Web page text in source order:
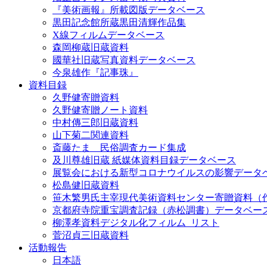
『美術画報』所載図版データベース
黒田記念館所蔵黒田清輝作品集
X線フィルムデータベース
森岡柳蔵旧蔵資料
國華社旧蔵写真資料データベース
今泉雄作『記事珠』
資料目録
久野健寄贈資料
久野健寄贈ノート資料
中村傳三郎旧蔵資料
山下菊二関連資料
斎藤たま 民俗調査カード集成
及川尊雄旧蔵 紙媒体資料目録データベース
展覧会における新型コロナウイルスの影響データ
松島健旧蔵資料
笹木繁男氏主宰現代美術資料センター寄贈資料（
京都府寺院重宝調査記録（赤松調書）データベー
柳澤孝資料デジタル化フィルム_リスト
菅沼貞三旧蔵資料
活動報告
日本語